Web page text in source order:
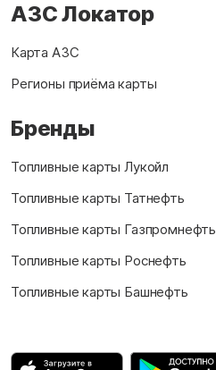
АЗС Локатор
Карта АЗС
Регионы приёма карты
Бренды
Топливные карты Лукойл
Топливные карты Татнефть
Топливные карты Газпромнефть
Топливные карты Роснефть
Топливные карты Башнефть